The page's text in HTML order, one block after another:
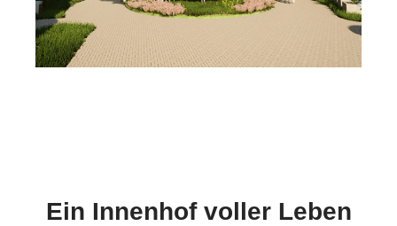
Ein Innenhof voller Leben